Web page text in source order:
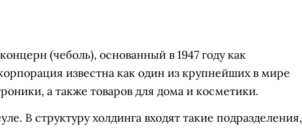
(чеболь), основанный в 1947 году как
известна как один из крупнейших в мире
а также товаров для дома и косметики.
В структуру холдинга входят такие подразделения,